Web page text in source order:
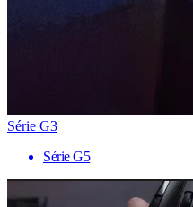
Série G3
Série G5